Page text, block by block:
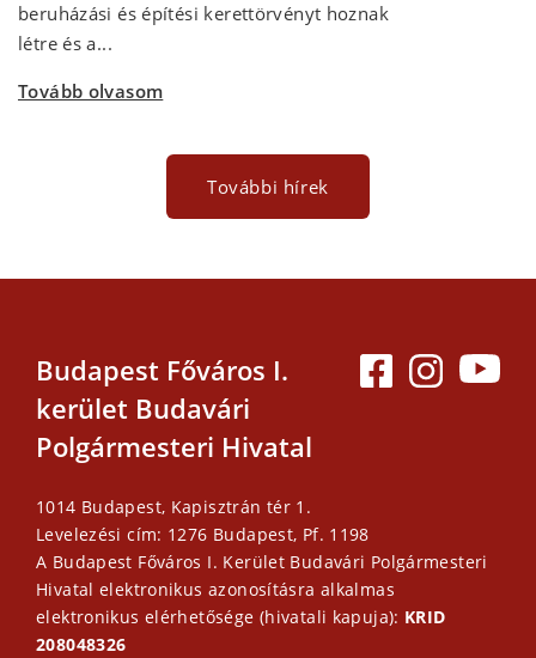
beruházási és építési kerettörvényt hoznak
létre és a...
Tovább olvasom
További hírek
Budapest Főváros I.
kerület Budavári
Polgármesteri Hivatal
1014 Budapest, Kapisztrán tér 1.
Levelezési cím: 1276 Budapest, Pf. 1198
A Budapest Főváros I. Kerület Budavári Polgármesteri
Hivatal elektronikus azonosításra alkalmas
elektronikus elérhetősége (hivatali kapuja): KRID
208048326